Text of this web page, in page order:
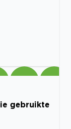
gebruikte